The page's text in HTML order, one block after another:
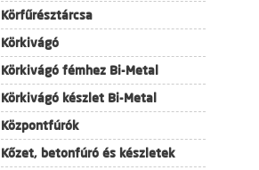
Körfűrésztárcsa
Körkivágó
Körkivágó fémhez Bi-Metal
Körkivágó készlet Bi-Metal
Központfúrók
Kőzet, betonfúró és készletek